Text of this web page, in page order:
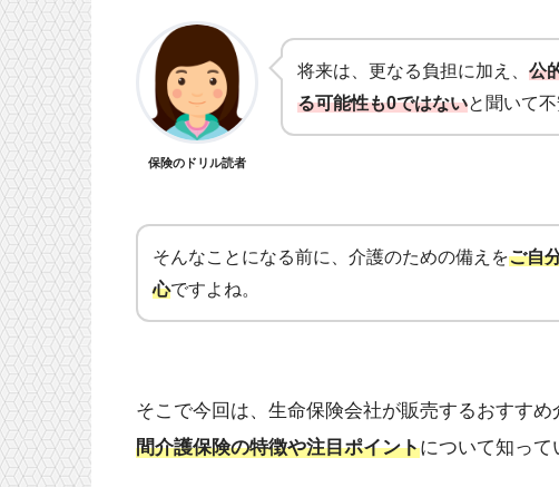
保険のドリル読者
将来は、更なる負担に加え、 公
る可能性も0ではないと聞いて
そんなことになる前に、介護のための備えをご自
心ですよね。
そこで今回は、生命保険会社が販売するおすすめ
間介護保険の特徴や注目ポイントについて知って